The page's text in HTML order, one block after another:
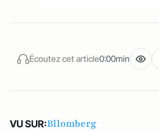
Écoutez cet article0:00min
VU SUR:Bllomberg